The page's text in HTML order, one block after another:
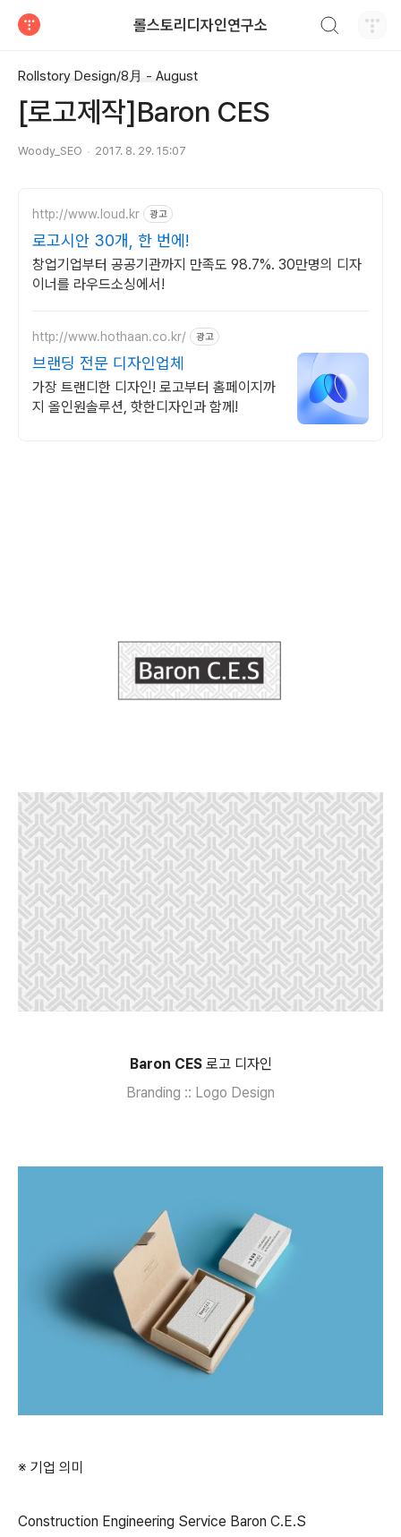
롤스토리디자인연구소
Rollstory Design/8月 - August
[로고제작]Baron CES
Woody_SEO 2017. 8. 29. 15:07
http://www.loud.kr 광고
로고시안 30개, 한 번에!
창업기업부터 공공기관까지 만족도 98.7%. 30만명의 디자
이너를 라우드소싱에서!
http://www.hothaan.co.kr/ 광고
브랜딩 전문 디자인업체
가장 트랜디한 디자인! 로고부터 홈페이지까
지 올인원솔루션, 핫한디자인과 함께!
Baron CES로고 디자인
Branding :: Logo Design
※ 기업 의미
Construction Engineering Service Baron C.E.S